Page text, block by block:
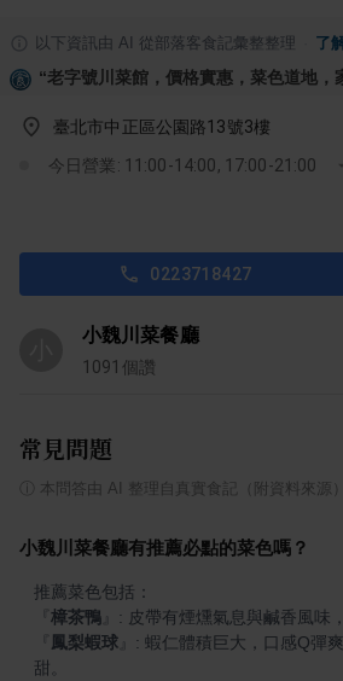
以下資訊由 AI 從部落客食記彙整整理 了
“老字號川菜館，價格實惠，菜色道地，
臺北市中正區公園路13號3樓
今日營業: 11:00-14:00, 17:00-21:00
0223718427
小魏川菜餐廳
1091 個讚
常見問題
本問答由 AI 整理自真實食記（附資料來源）
小魏川菜餐廳有推薦必點的菜色嗎？
樟茶鴨
鳳梨蝦球
: 蝦仁體積巨大，口感Q彈